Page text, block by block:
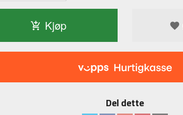
Kjøp
Del dette